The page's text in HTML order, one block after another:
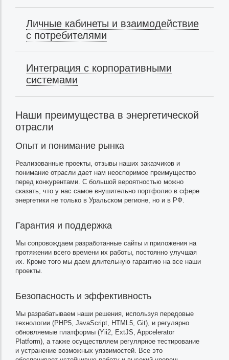
Личные кабинеты и взаимодействие
с потребителями
Интеграция с корпоративными
системами
Наши преимущества в энергетической
отрасли
Опыт и понимание рынка
Реализованные проекты, отзывы наших заказчиков и
понимание отрасли дает нам неоспоримое преимущество
перед конкурентами. С большой вероятностью можно
сказать, что у нас самое внушительно портфолио в сфере
энергетики не только в Уральском регионе, но и в РФ.
Гарантия и поддержка
Мы сопровождаем разработанные сайты и приложения на
протяжении всего времени их работы, постоянно улучшая
их. Кроме того мы даем длительную гарантию на все наши
проекты.
Безопасность и эффективность
Мы разрабатываем наши решения, используя передовые
технологии (PHP5, JavaScript, HTML5, Git), и регулярно
обновляемые платформы (Yii2, ExtJS, Appcelerator
Platform), а также осуществляем регулярное тестирование
и устранение возможных уязвимостей. Все это